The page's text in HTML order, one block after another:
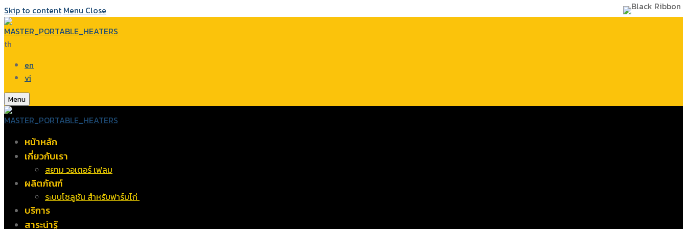
Skip to content Menu Close
th
en
vi
Menu
หน้าหลัก
เกี่ยวกับเรา
สยาม วอเตอร์ เฟลม
ผลิตภัณฑ์
ระบบโซลูชัน สำหรับฟาร์มไก่
บริการ
สาระน่ารู้